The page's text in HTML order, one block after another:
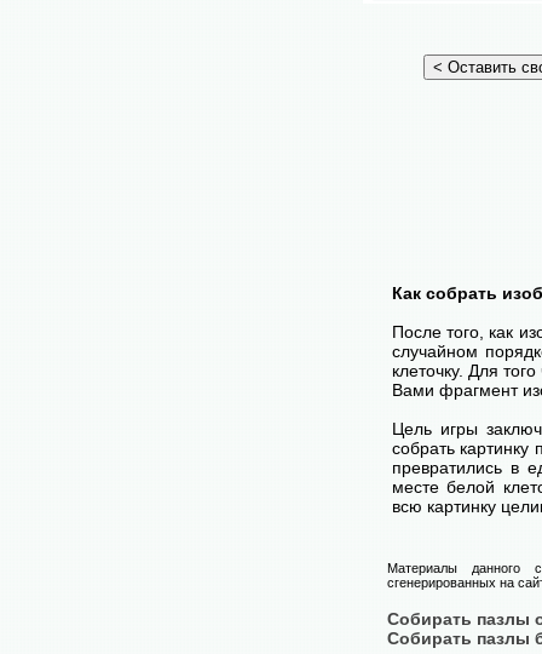
Как собрать
После того, как
случайном
клеточку. Для
Вами фрагмент
Цель игры
собрать
превратились в
месте белой
всю картинку
Материалы данного
сгенерированных на
Собирать пазлы
Собирать пазлы